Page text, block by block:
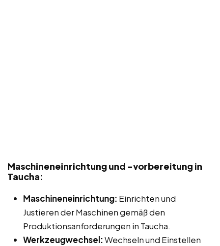
Maschineneinrichtung und -vorbereitung in
Taucha:
Maschineneinrichtung: Einrichten und
Justieren der Maschinen gemäß den
Produktionsanforderungen in Taucha.
Werkzeugwechsel:Wechseln und Einstellen